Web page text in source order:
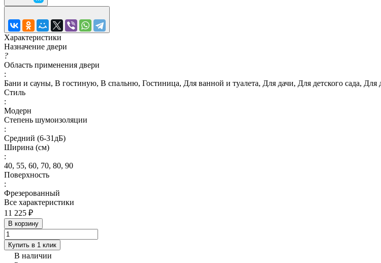
Характеристики
Назначение двери
?
Область применения двери
:
Бани и сауны, В гостиную, В спальню, Гостиница, Для ванной и туалета, Для дачи, Для детского сада,
Стиль
:
Модерн
Степень шумоизоляции
:
Средний (6-31дБ)
Ширина (см)
:
40, 55, 60, 70, 80, 90
Поверхность
:
Фрезерованный
Все характеристики
11 225 ₽
В корзину
Купить в 1 клик
В наличии